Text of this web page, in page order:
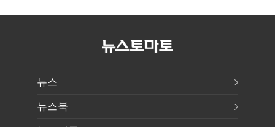
사업이 실적 견인 전년보다 4.9%↑
매대 채우며 문
뉴스
뉴스북